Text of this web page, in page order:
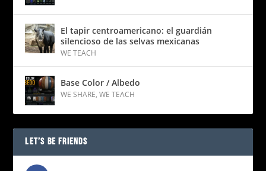
El tapir centroamericano: el guardián
silencioso de las selvas mexicanas
WE TEACH
Base Color / Albedo
WE SHARE,WE TEACH
LET’S BE FRIENDS